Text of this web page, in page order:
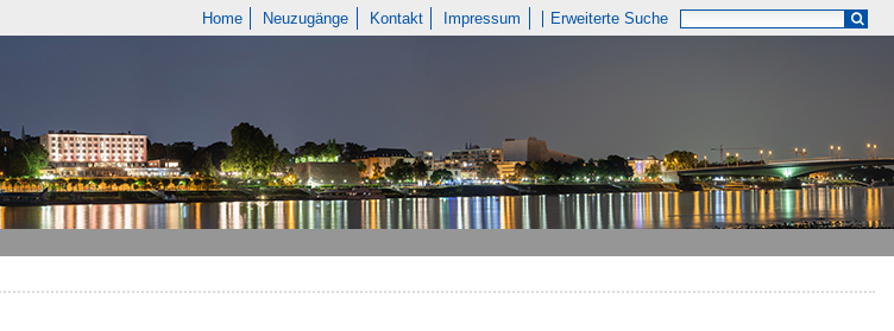
Home Neuzugänge Kontakt Impressum Erweiterte Suche